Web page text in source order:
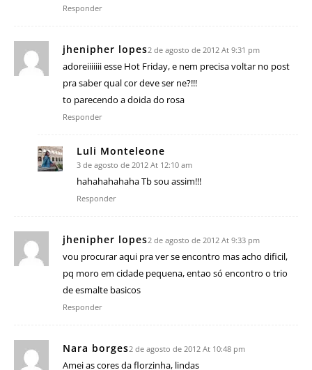
Responder
jhenipher lopes2 de agosto de 2012 At 9:31 pm
adoreiiiiiii esse Hot Friday, e nem precisa voltar no post
pra saber qual cor deve ser ne?!!!
to parecendo a doida do rosa
Responder
Luli Monteleone
3 de agosto de 2012 At 12:10 am
hahahahahaha Tb sou assim!!!
Responder
jhenipher lopes2 de agosto de 2012 At 9:33 pm
vou procurar aqui pra ver se encontro mas acho dificil,
pq moro em cidade pequena, entao só encontro o trio
de esmalte basicos
Responder
Nara borges2 de agosto de 2012 At 10:48 pm
Amei as cores da florzinha, lindas